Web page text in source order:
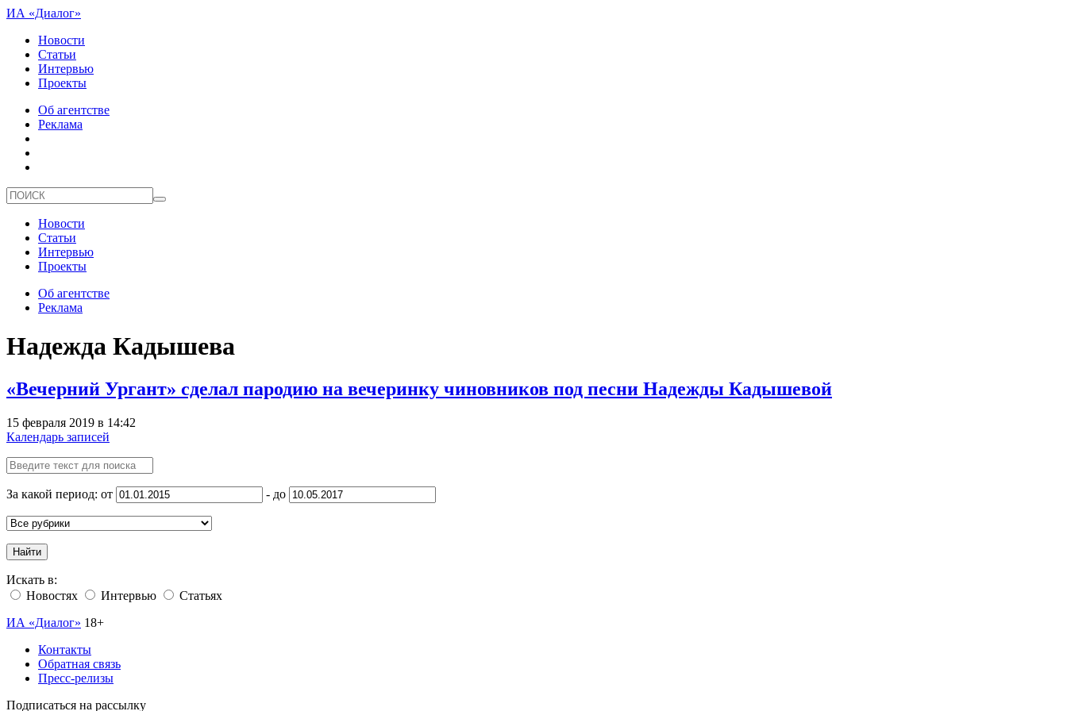
ИА «Диалог»
Новости
Статьи
Интервью
Проекты
Об агентстве
Реклама
Новости
Статьи
Интервью
Проекты
Об агентстве
Реклама
Надежда Кадышева
«Вечерний Ургант» сделал пародию на вечеринку чиновников под песни Надежды Кадышевой
15 февраля 2019 в 14:42
Календарь записей
За какой период: от - до
Найти
Искать в:
Новостях
Интервью
Статьях
ИА «Диалог» 18+
Контакты
Обратная связь
Пресс-релизы
Подписаться на рассылку